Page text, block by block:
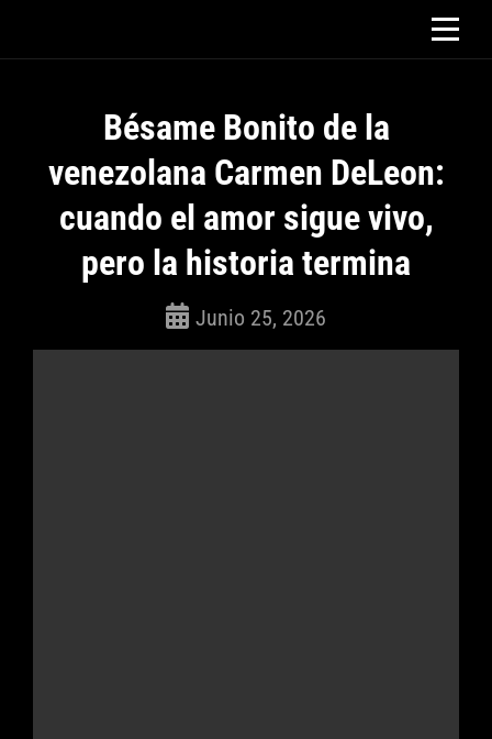
Bésame Bonito de la
venezolana Carmen DeLeon:
cuando el amor sigue vivo,
pero la historia termina
Junio 25, 2026